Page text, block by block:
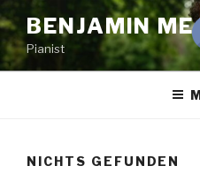
Inhalt
springen
BENJAMIN
Pianist
NICHTS GEFUNDEN